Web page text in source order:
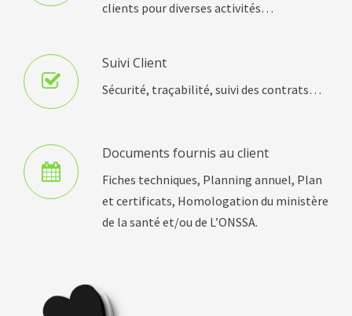
clients pour diverses activités…
Suivi Client
Sécurité, traçabilité, suivi des contrats…
Documents fournis au client
Fiches techniques, Planning annuel, Plan
et certificats, Homologation du ministère
de la santé et/ou de L’ONSSA.